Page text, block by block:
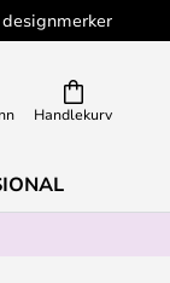
designmerker
Handlekurv